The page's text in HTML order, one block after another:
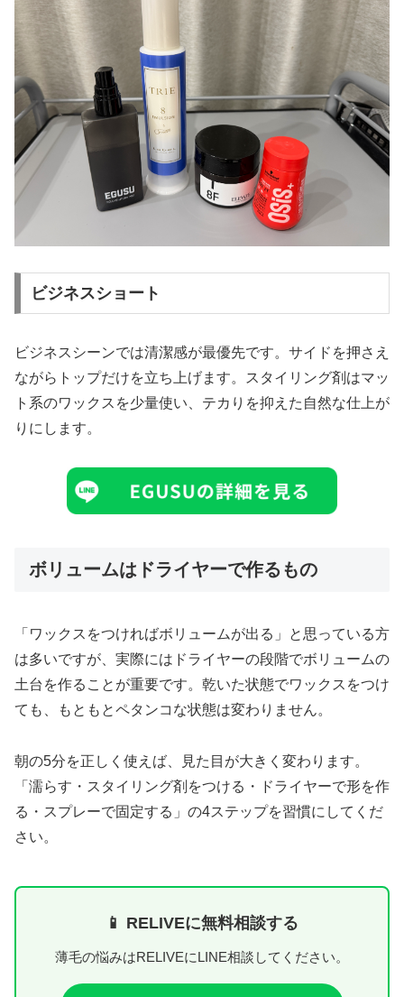
ビジネスショート
ビジネスシーンでは清潔感が最優先です。サイドを押さえ
ながらトップだけを立ち上げます。スタイリング剤はマッ
ト系のワックスを少量使い、テカりを抑えた自然な仕上が
りにします。
ボリュームはドライヤーで作るもの
「ワックスをつければボリュームが出る」と思っている方
は多いですが、実際にはドライヤーの段階でボリュームの
土台を作ることが重要です。乾いた状態でワックスをつけ
ても、もともとペタンコな状態は変わりません。
朝の5分を正しく使えば、見た目が大きく変わります。
「濡らす・スタイリング剤をつける・ドライヤーで形を作
る・スプレーで固定する」の4ステップを習慣にしてくだ
さい。
📱 RELIVEに無料相談する
薄毛の悩みはRELIVEにLINE相談してください。